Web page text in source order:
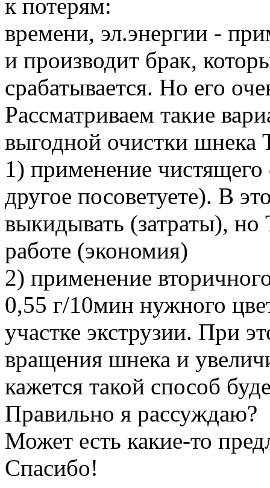
к потерям:
времени, эл.энергии -
и производит брак,
срабатывается. Но его
Рассматриваем такие
выгодной очистки
1) применение
другое посоветуете). В
выкидывать (затраты),
работе (экономия)
2) применение
0,55 г/10мин нужного
участке экструзии. При
вращения шнека и
кажется такой способ
Правильно я рассуждаю?
Может есть какие-то
Спасибо!